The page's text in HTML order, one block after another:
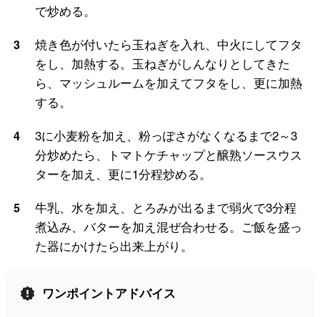
で炒める。
3
焼き色が付いたら玉ねぎを入れ、中火にしてフタ
をし、加熱する。玉ねぎがしんなりとしてきた
ら、マッシュルームを加えてフタをし、更に加熱
する。
4
3に小麦粉を加え、粉っぽさがなくなるまで2～3
分炒めたら、トマトケチャップと醸熟ソースウス
ターを加え、更に1分程炒める。
5
牛乳、水を加え、とろみが出るまで弱火で3分程
煮込み、バターを加え混ぜ合わせる。ご飯を盛っ
た器にかけたら出来上がり。
ワンポイントアドバイス